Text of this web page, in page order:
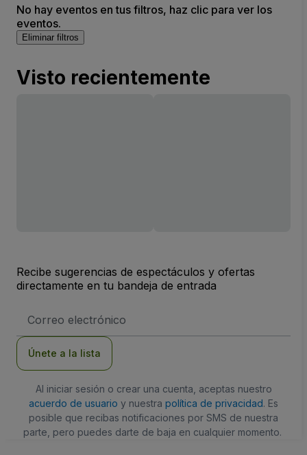
No hay eventos en tus filtros, haz clic para ver los
eventos.
Eliminar filtros
Visto recientemente
Recibe sugerencias de espectáculos y ofertas
directamente en tu bandeja de entrada
de
Únete a la lista
Al iniciar sesión o crear una cuenta, aceptas nuestro
acuerdo de usuario y nuestra política de privacidad. Es
posible que recibas notificaciones por SMS de nuestra
parte, pero puedes darte de baja en cualquier momento.